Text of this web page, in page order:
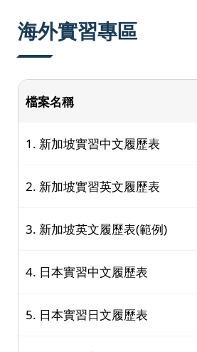
海外實習專區
檔案名稱
1. 新加坡實習中文履歷表
2. 新加坡實習英文履歷表
3. 新加坡英文履歷表(範例)
4. 日本實習中文履歷表
5. 日本實習日文履歷表